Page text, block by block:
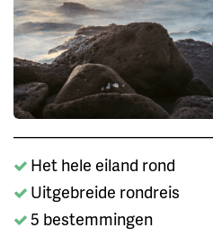
Het hele eiland rond
Uitgebreide rondreis
5 bestemmingen